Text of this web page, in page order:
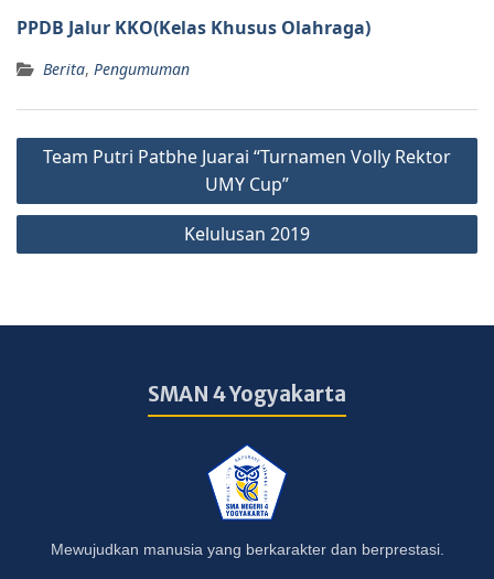
PPDB Jalur KKO(Kelas Khusus Olahraga)
Berita, Pengumuman
Team Putri Patbhe Juarai “Turnamen Volly Rektor
UMY Cup”
Kelulusan 2019
SMAN 4 Yogyakarta
Mewujudkan manusia yang berkarakter dan berprestasi.